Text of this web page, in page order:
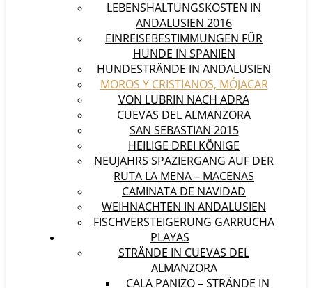
LEBENSHALTUNGSKOSTEN IN
ANDALUSIEN 2016
EINREISEBESTIMMUNGEN FÜR
HUNDE IN SPANIEN
HUNDESTRÄNDE IN ANDALUSIEN
MOROS Y CRISTIANOS, MÓJACAR
VON LUBRIN NACH ADRA
CUEVAS DEL ALMANZORA
SAN SEBASTIAN 2015
HEILIGE DREI KÖNIGE
NEUJAHRS SPAZIERGANG AUF DER
RUTA LA MENA – MACENAS
CAMINATA DE NAVIDAD
WEIHNACHTEN IN ANDALUSIEN
FISCHVERSTEIGERUNG GARRUCHA
PLAYAS
STRÄNDE IN CUEVAS DEL
ALMANZORA
CALA PANIZO – STRÄNDE IN